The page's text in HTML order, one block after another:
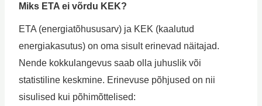
Miks ETA ei võrdu KEK?
ETA (energiatõhususarv) ja KEK (kaalutud
energiakasutus) on oma sisult erinevad näitajad.
Nende kokkulangevus saab olla juhuslik või
statistiline keskmine. Erinevuse põhjused on nii
sisulised kui põhimõttelised: